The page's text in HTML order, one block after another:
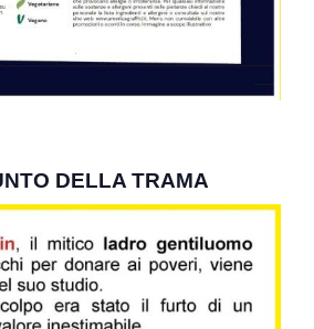
DELLA TRAMA